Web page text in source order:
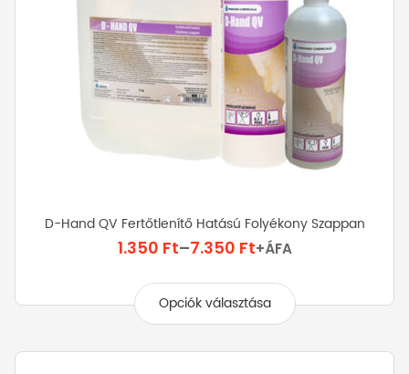
D-Hand QV Fertőtlenítő Hatású Folyékony Szappan
1.350 Ft–7.350 FtÁrtartomány:
-
7.350 Ft
+ÁFA
Opciók választása
terméknek
variációja